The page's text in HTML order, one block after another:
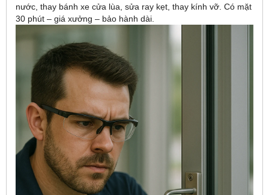
nước, thay bánh xe cửa lùa, sửa ray kẹt, thay kính vỡ. Có mặt
30 phút – giá xưởng – bảo hành dài.